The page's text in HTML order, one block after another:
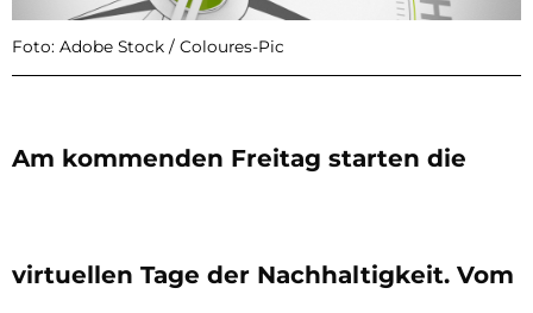
Foto: Adobe Stock / Coloures-Pic
Am kommenden Freitag starten die
virtuellen Tage der Nachhaltigkeit. Vom